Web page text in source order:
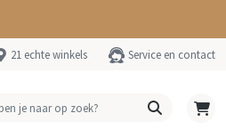
21 echte winkels Service en contact